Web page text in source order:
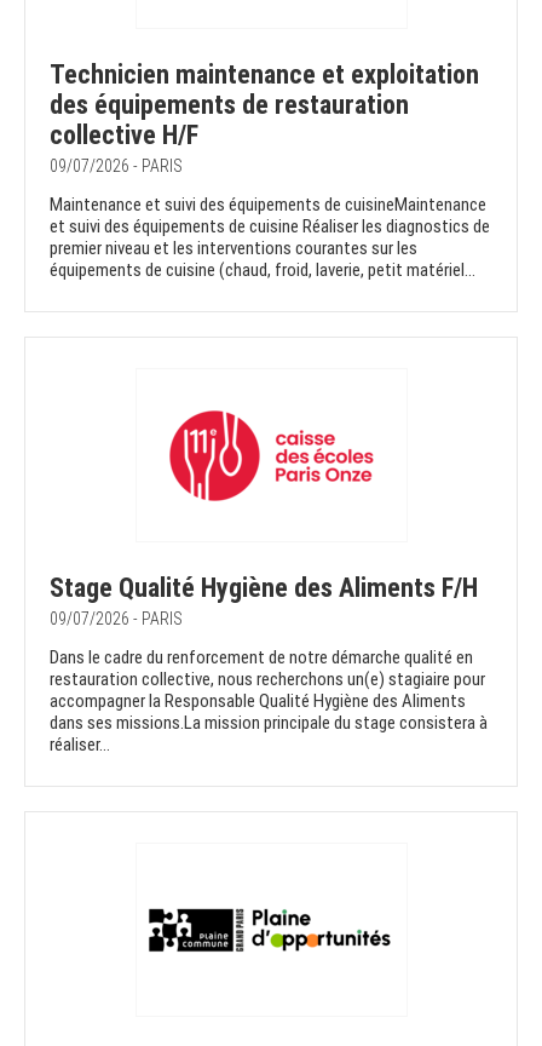
Technicien maintenance et exploitation
des équipements de restauration
collective H/F
09/07/2026 - PARIS
Maintenance et suivi des équipements de cuisineMaintenance
et suivi des équipements de cuisine Réaliser les diagnostics de
premier niveau et les interventions courantes sur les
équipements de cuisine (chaud, froid, laverie, petit matériel...
Stage Qualité Hygiène des Aliments F/H
09/07/2026 - PARIS
Dans le cadre du renforcement de notre démarche qualité en
restauration collective, nous recherchons un(e) stagiaire pour
accompagner la Responsable Qualité Hygiène des Aliments
dans ses missions.La mission principale du stage consistera à
réaliser...